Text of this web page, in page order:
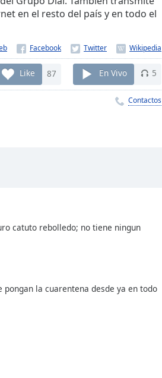
en el resto del país y en todo el
Like 87 En Vivo 5
Contactos
catuto rebolledo; no tiene ningun
la cuarentena desde ya en todo